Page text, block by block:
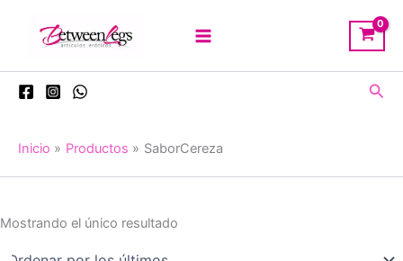
Inicio Productos SaborCereza
Mostrando el único resultado